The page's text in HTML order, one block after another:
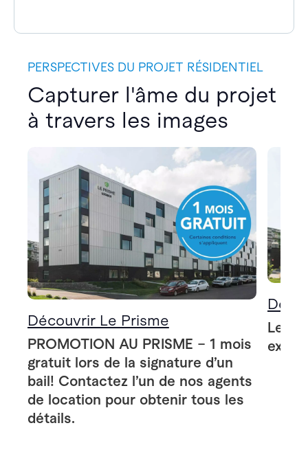
PERSPECTIVES DU PROJET RÉSIDENTIEL
Capturer l'âme du projet
à travers les images
Découvrir Le Prisme
PROMOTION AU PRISME – 1 mois
gratuit lors de la signature d’un
bail! Contactez l’un de nos agents
de location pour obtenir tous les
détails.
Le